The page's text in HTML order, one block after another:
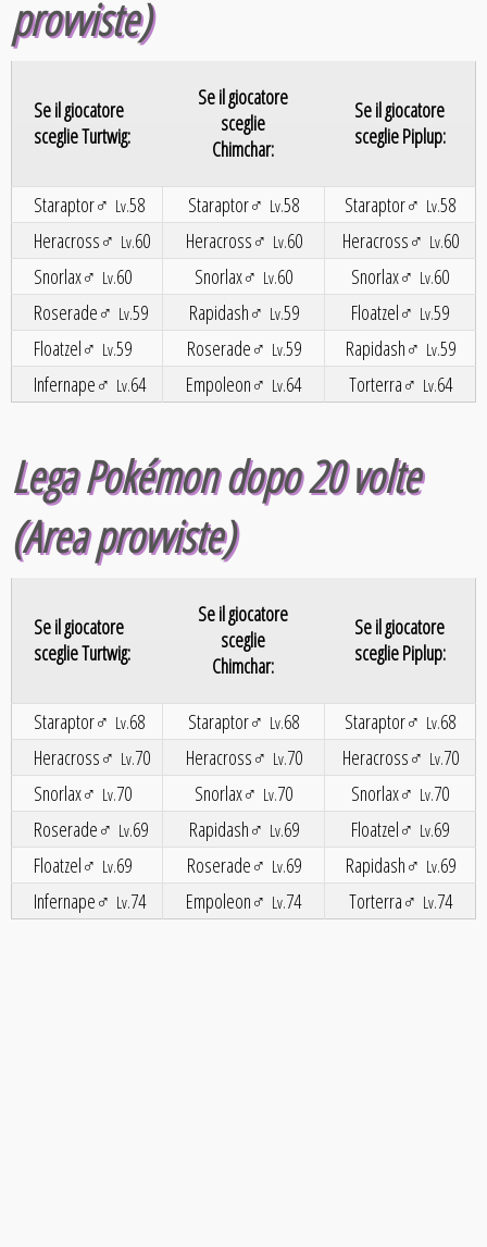
provviste)
Se il giocatore
sceglie Turtwig:
Se il giocatore
sceglie
Chimchar:
Se il giocatore
sceglie Piplup:
Staraptor♂ Lv.58 Staraptor♂ Lv.58 Staraptor♂ Lv.58
Heracross♂ Lv.60 Heracross♂ Lv.60 Heracross♂ Lv.60
Snorlax♂ Lv.60 Snorlax♂ Lv.60 Snorlax♂ Lv.60
Roserade♂ Lv.59 Rapidash♂ Lv.59 Floatzel♂ Lv.59
Floatzel♂ Lv.59 Roserade♂ Lv.59 Rapidash♂ Lv.59
Infernape♂ Lv.64 Empoleon♂ Lv.64 Torterra♂ Lv.64
Lega Pokémon dopo 20 volte
(Area provviste)
Se il giocatore
sceglie Turtwig:
Se il giocatore
sceglie
Chimchar:
Se il giocatore
sceglie Piplup:
Staraptor♂ Lv.68 Staraptor♂ Lv.68 Staraptor♂ Lv.68
Heracross♂ Lv.70 Heracross♂ Lv.70 Heracross♂ Lv.70
Snorlax♂ Lv.70 Snorlax♂ Lv.70 Snorlax♂ Lv.70
Roserade♂ Lv.69 Rapidash♂ Lv.69 Floatzel♂ Lv.69
Floatzel♂ Lv.69 Roserade♂ Lv.69 Rapidash♂ Lv.69
Infernape♂ Lv.74 Empoleon♂ Lv.74 Torterra♂ Lv.74